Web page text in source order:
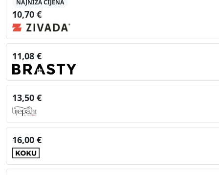
NAJNIŽA CIJENA
10,70 €
11,08 €
13,50 €
16,00 €